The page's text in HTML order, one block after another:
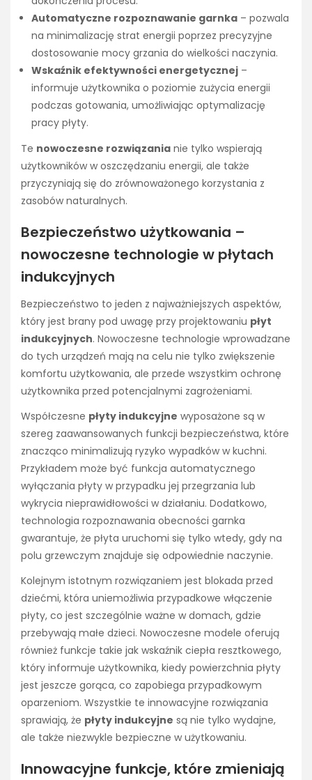
Automatyczne rozpoznawanie garnka – pozwala
na minimalizację strat energii poprzez precyzyjne
dostosowanie mocy grzania do wielkości naczynia.
Wskaźnik efektywności energetycznej –
informuje użytkownika o poziomie zużycia energii
podczas gotowania, umożliwiając optymalizację
pracy płyty.
Te nowoczesne rozwiązania nie tylko wspierają
użytkowników w oszczędzaniu energii, ale także
przyczyniają się do zrównoważonego korzystania z
zasobów naturalnych.
Bezpieczeństwo użytkowania –
nowoczesne technologie w płytach
indukcyjnych
Bezpieczeństwo to jeden z najważniejszych aspektów,
który jest brany pod uwagę przy projektowaniu płyt
indukcyjnych. Nowoczesne technologie wprowadzane
do tych urządzeń mają na celu nie tylko zwiększenie
komfortu użytkowania, ale przede wszystkim ochronę
użytkownika przed potencjalnymi zagrożeniami.
Współczesne płyty indukcyjne wyposażone są w
szereg zaawansowanych funkcji bezpieczeństwa, które
znacząco minimalizują ryzyko wypadków w kuchni.
Przykładem może być funkcja automatycznego
wyłączania płyty w przypadku jej przegrzania lub
wykrycia nieprawidłowości w działaniu. Dodatkowo,
technologia rozpoznawania obecności garnka
gwarantuje, że płyta uruchomi się tylko wtedy, gdy na
polu grzewczym znajduje się odpowiednie naczynie.
Kolejnym istotnym rozwiązaniem jest blokada przed
dziećmi, która uniemożliwia przypadkowe włączenie
płyty, co jest szczególnie ważne w domach, gdzie
przebywają małe dzieci. Nowoczesne modele oferują
również funkcje takie jak wskaźnik ciepła resztkowego,
który informuje użytkownika, kiedy powierzchnia płyty
jest jeszcze gorąca, co zapobiega przypadkowym
oparzeniom. Wszystkie te innowacyjne rozwiązania
sprawiają, że płyty indukcyjne są nie tylko wydajne,
ale także niezwykle bezpieczne w użytkowaniu.
Innowacyjne funkcje, które zmieniają